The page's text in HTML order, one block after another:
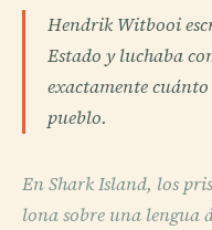
Hendrik Witbooi
Estado y luchaba
exactamente
pueblo.
En Shark Island, los
lona sobre una lengua